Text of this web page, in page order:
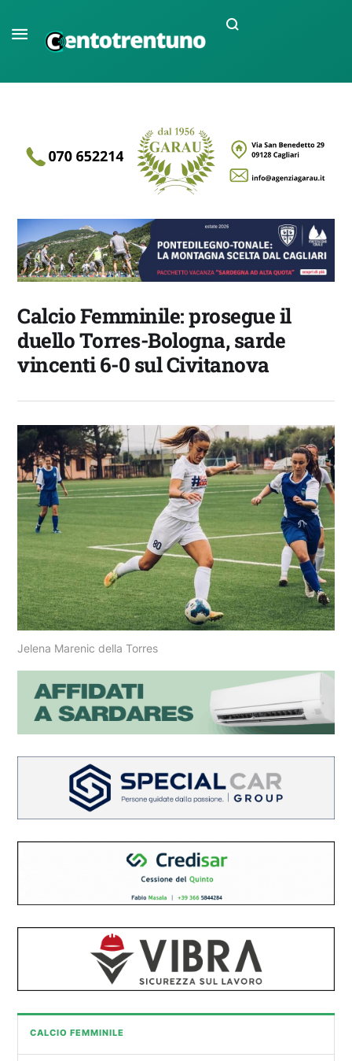
Calcio Femminile: prosegue il
duello Torres-Bologna, sarde
vincenti 6-0 sul Civitanova
Jelena Marenic della Torres
CALCIO FEMMINILE